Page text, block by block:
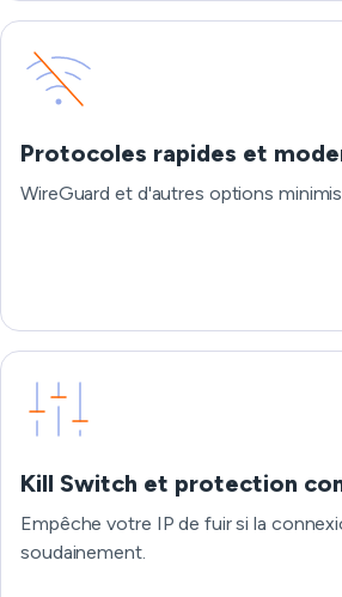
Protocoles rapides et
WireGuard et d'autres options
Kill Switch et protection
Empêche votre IP de fuir si la
soudainement.